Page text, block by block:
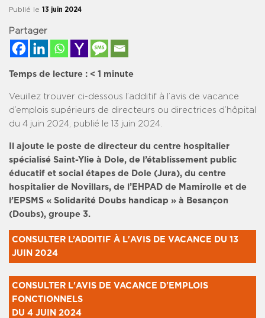
Publié le 13 juin 2024
Partager
Temps de lecture : < 1 minute
Veuillez trouver ci-dessous l’additif à l’avis de vacance
d’emplois supérieurs de directeurs ou directrices d’hôpital
du 4 juin 2024, publié le 13 juin 2024.
Il ajoute le poste de directeur du centre hospitalier
spécialisé Saint-Ylie à Dole, de l’établissement public
éducatif et social étapes de Dole (Jura), du centre
hospitalier de Novillars, de l’EHPAD de Mamirolle et de
l’EPSMS « Solidarité Doubs handicap » à Besançon
(Doubs), groupe 3.
CONSULTER L’ADDITIF À L'AVIS DE VACANCE DU 13
JUIN 2024
CONSULTER L'AVIS DE VACANCE D'EMPLOIS
FONCTIONNELS
DU 4 JUIN 2024